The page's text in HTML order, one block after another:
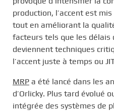
production, l’accent est
tout en améliorant la
facteurs tels que les délais
deviennent techniques
l’accent juste à temps ou
MRP a été lancé dans les
d’Orlicky. Plus tard évolué
intégrée des systèmes de